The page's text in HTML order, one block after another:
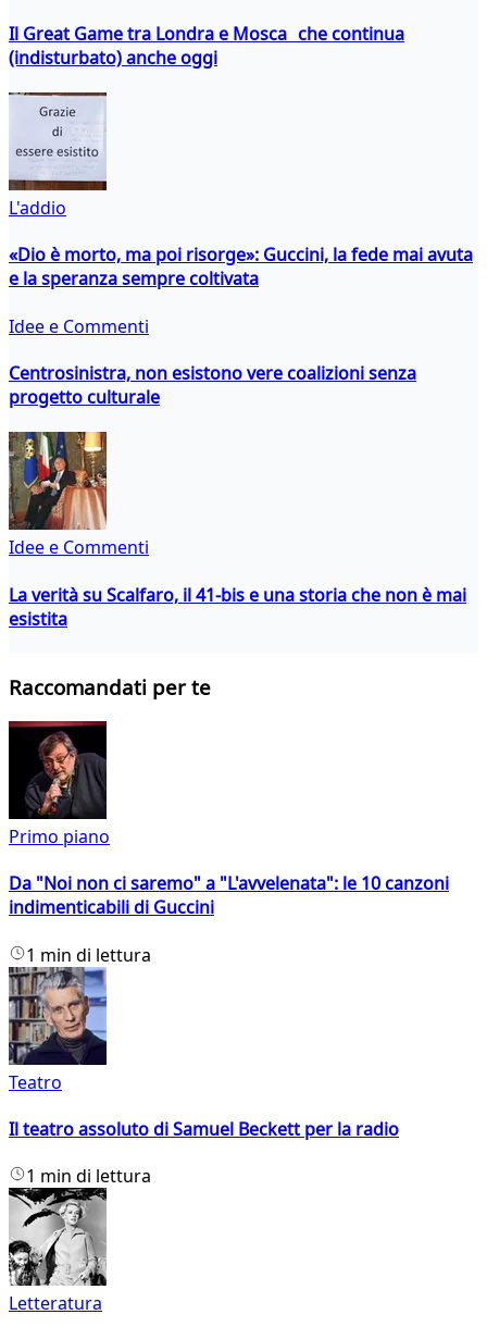
Il Great Game tra Londra e Mosca che continua
(indisturbato) anche oggi
L'addio
«Dio è morto, ma poi risorge»: Guccini, la fede mai avuta
e la speranza sempre coltivata
Idee e Commenti
Centrosinistra, non esistono vere coalizioni senza
progetto culturale
Idee e Commenti
La verità su Scalfaro, il 41-bis e una storia che non è mai
esistita
Raccomandati per te
Primo piano
Da "Noi non ci saremo" a "L'avvelenata": le 10 canzoni
indimenticabili di Guccini
1 min di lettura
Teatro
Il teatro assoluto di Samuel Beckett per la radio
1 min di lettura
Letteratura